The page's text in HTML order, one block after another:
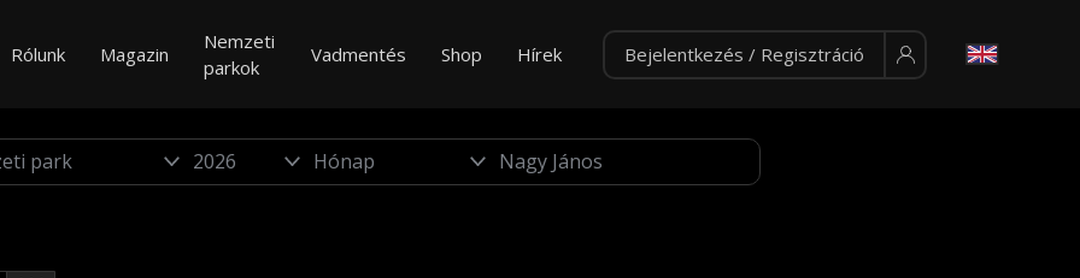
Rólunk Magazin
Nemzeti
parkok
Vadmentés Shop Hírek Bejelentkezés / Regisztráció